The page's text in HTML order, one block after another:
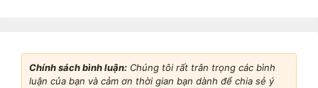
Chính sách bình luận: Chúng tôi rất trân trọng các bình
luận của bạn và cảm ơn thời gian bạn dành để chia sẻ ý